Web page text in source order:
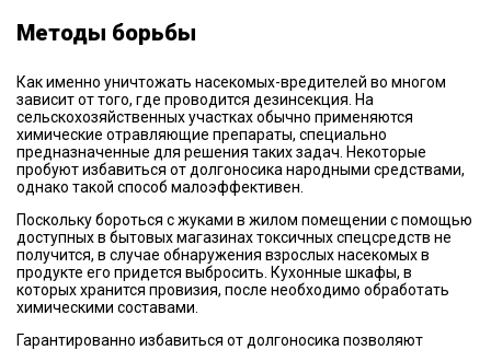
Методы борьбы
Как именно уничтожать насекомых-вредителей во многом
зависит от того, где проводится дезинсекция. На
сельскохозяйственных участках обычно применяются
химические отравляющие препараты, специально
предназначенные для решения таких задач. Некоторые
пробуют избавиться от долгоносика народными средствами,
однако такой способ малоэффективен.
Поскольку бороться с жуками в жилом помещении с помощью
доступных в бытовых магазинах токсичных спецсредств не
получится, в случае обнаружения взрослых насекомых в
продукте его придется выбросить. Кухонные шкафы, в
которых хранится провизия, после необходимо обработать
химическими составами.
Гарантированно избавиться от долгоносика позволяют